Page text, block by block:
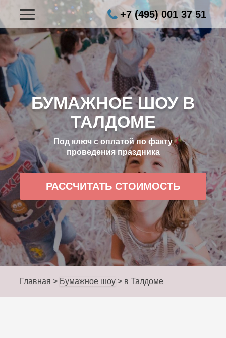
+7 (495) 001 37 51
БУМАЖНОЕ ШОУ В
ТАЛДОМЕ
Под ключ с оплатой по факту
проведения праздника
РАССЧИТАТЬ СТОИМОСТЬ
Главная > Бумажное шоу > в Талдоме